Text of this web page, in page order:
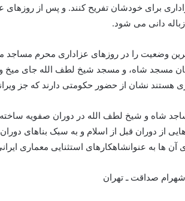
برای خودشان تفریح کنند. و پس از
زباله دانی می شود.
وضعیت را در روزهای عزاداری محرم
مسجد شاه، و مسجد شیخ لطف الله جای میخ
هستند نشان از حضور حکومتی دارند که جز
شاه و شیخ لطف الله در دوران صفویه ساخته
از دوران قبل از اسلام و به سبک بناهای
آن ها به عنوانشاهکارهای استثنایی معماری
شهرام صداقت ـ تهران